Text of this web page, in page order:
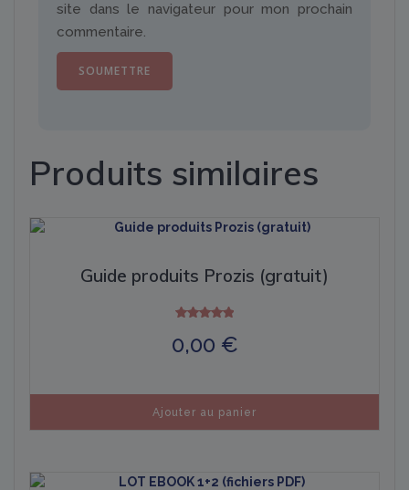
site dans le navigateur pour mon prochain
commentaire.
Produits similaires
Guide produits Prozis (gratuit)
5.00
sur 5
0,00 €
Ajouter au panier